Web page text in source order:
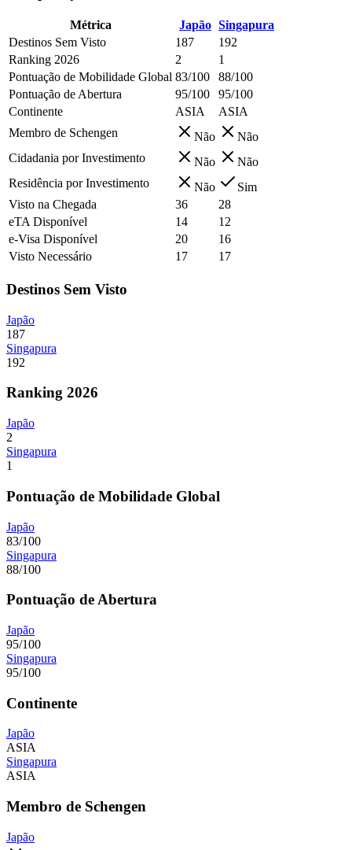
Métrica Japão Singapura
Destinos Sem Visto
187
192
Ranking 2026
2
1
Pontuação de Mobilidade Global 83/100
88/100
Pontuação de Abertura
95/100
95/100
Continente
ASIA
ASIA
Membro de Schengen
Não
Não
Cidadania por Investimento
Não
Não
Residência por Investimento
Não
Sim
Visto na Chegada
36
28
eTA Disponível
14
12
e-Visa Disponível
20
16
Visto Necessário
17 17
Destinos Sem Visto
Japão
187
Singapura
192
Ranking 2026
Japão
2
Singapura
1
Pontuação de Mobilidade Global
Japão
83/100
Singapura
88/100
Pontuação de Abertura
Japão
95/100
Singapura
95/100
Continente
Japão
ASIA
Singapura
ASIA
Membro de Schengen
Japão